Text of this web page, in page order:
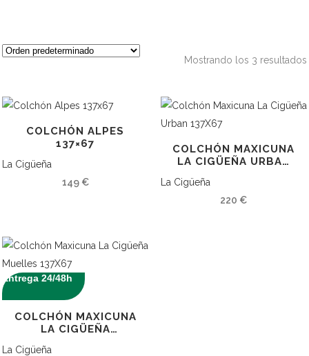
Mostrando los 3 resultados
COLCHÓN ALPES
137×67
La Cigüeña
149 €
COLCHÓN MAXICUNA
LA CIGÜEÑA URBAN
La Cigüeña
220 €
Entrega 24/48h
COLCHÓN MAXICUNA
LA CIGÜEÑA
La Cigüeña